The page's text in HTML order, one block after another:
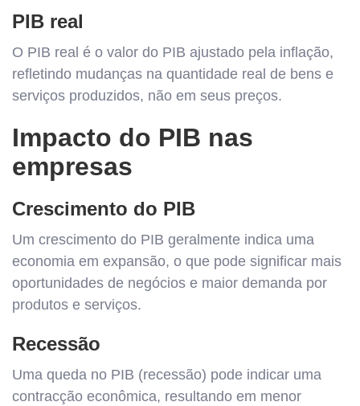
PIB real
O PIB real é o valor do PIB ajustado pela inflação,
refletindo mudanças na quantidade real de bens e
serviços produzidos, não em seus preços.
Impacto do PIB nas
empresas
Crescimento do PIB
Um crescimento do PIB geralmente indica uma
economia em expansão, o que pode significar mais
oportunidades de negócios e maior demanda por
produtos e serviços.
Recessão
Uma queda no PIB (recessão) pode indicar uma
contracção econômica, resultando em menor